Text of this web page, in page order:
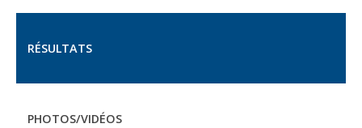
RÉSULTATS
PHOTOS/VIDÉOS